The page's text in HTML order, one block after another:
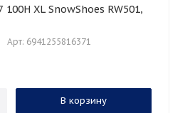
Арт: 6941255816371
В корзину